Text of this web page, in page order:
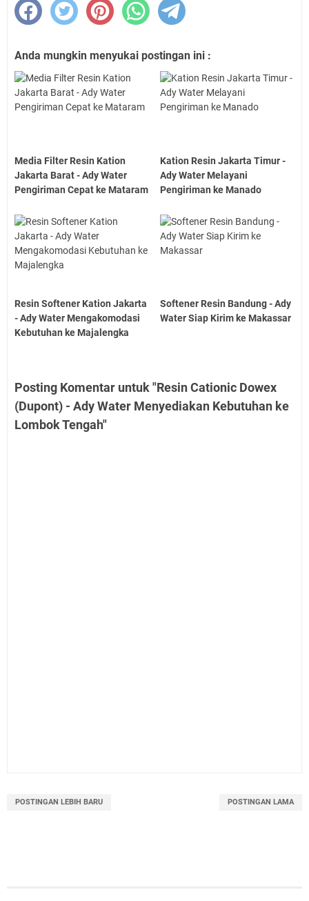
Anda mungkin menyukai postingan ini :
Media Filter Resin Kation
Jakarta Barat - Ady Water
Pengiriman Cepat ke Mataram
Kation Resin Jakarta Timur -
Ady Water Melayani
Pengiriman ke Manado
Resin Softener Kation Jakarta
- Ady Water Mengakomodasi
Kebutuhan ke Majalengka
Softener Resin Bandung - Ady
Water Siap Kirim ke Makassar
Posting Komentar untuk "Resin Cationic Dowex
(Dupont) - Ady Water Menyediakan Kebutuhan ke
Lombok Tengah"
POSTINGAN LEBIH BARU POSTINGAN LAMA